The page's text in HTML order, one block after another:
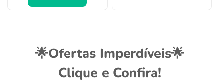
🌟Ofertas Imperdíveis🌟
Clique e Confira!